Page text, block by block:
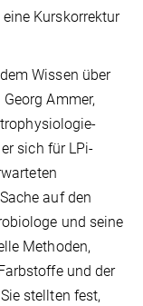
Kurskorrektur
Wissen über
Ammer,
sich für LPi-
auf den
und seine
Methoden,
und der
stellten fest,